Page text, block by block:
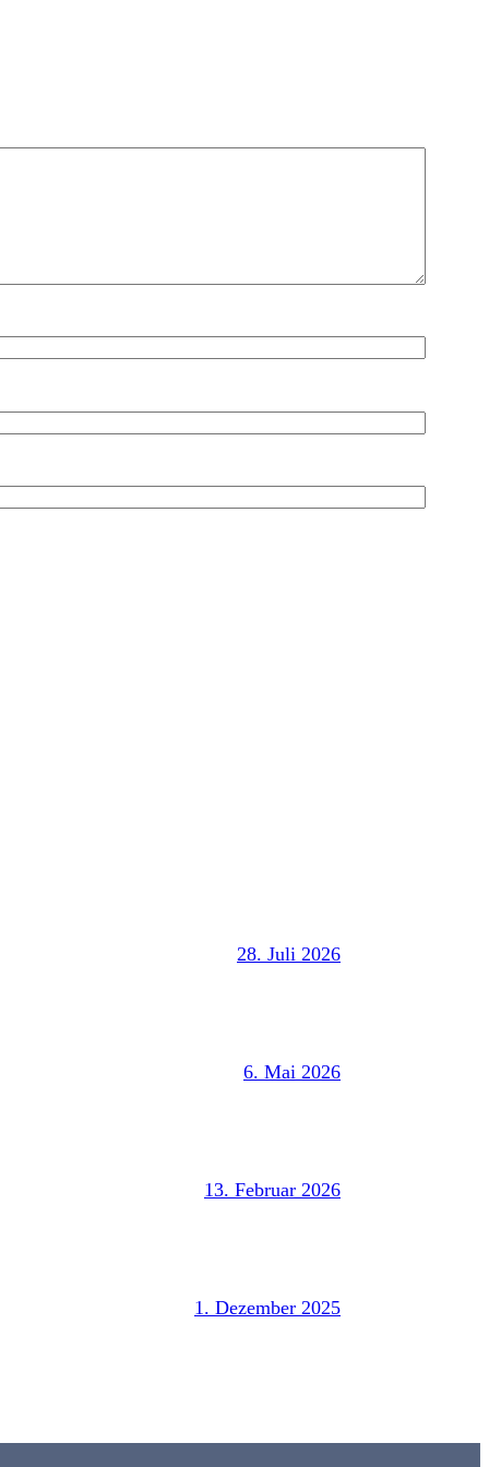
28. Juli 2026
6. Mai 2026
13. Februar 2026
1. Dezember 2025